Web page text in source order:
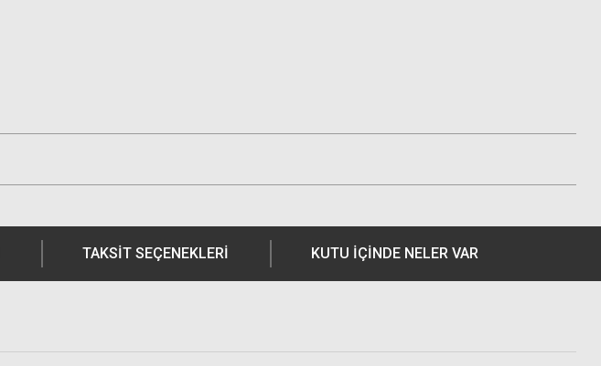
TAKSIT SEÇENEKLERI KUTU İÇİNDE NELER VAR